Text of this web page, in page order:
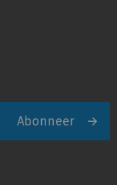
Abonneer